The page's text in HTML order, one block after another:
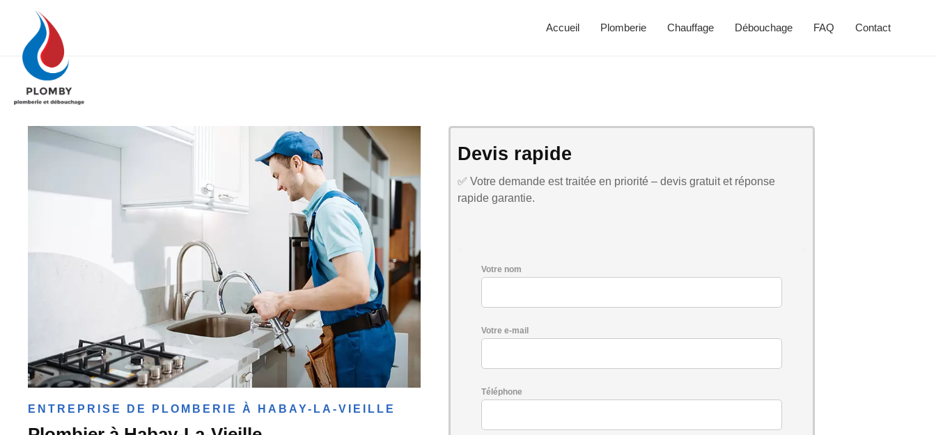
Accueil Plomberie Chauffage Débouchage FAQ Contact
ENTREPRISE DE PLOMBERIE À HABAY-LA-VIEILLE
Devis rapide
✅ Votre demande est traitée en priorité – devis gratuit et réponse
rapide garantie.
Votre nom
Votre e-mail
Téléphone